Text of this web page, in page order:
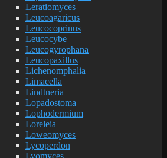
Leratiomyces
Leucoagaricus
Leucocoprinus
Leucocybe
Leucogyrophana
Leucopaxillus
Lichenomphalia
Limacella
Lindtneria
Lopadostoma
Lophodermium
Loreleia
Loweomyces
Lycoperdon
Lyomyces